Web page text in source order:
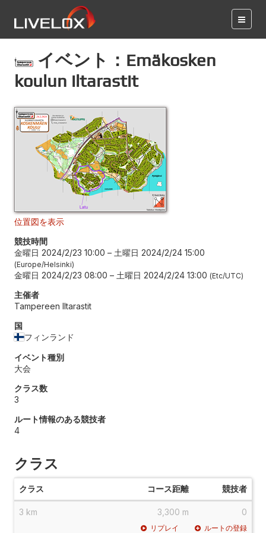
イベント：Emäkosken
koulun iltarastit
位置図を表示
競技時間
金曜日 2024/2/23 10:00 – 土曜日 2024/2/24 15:00
Europe/Helsinki
金曜日 2024/2/23 08:00 – 土曜日 2024/2/24 13:00 Etc/UTC
主催者
Tampereen Iltarastit
国
フィンランド
イベント種別
大会
クラス数
3
ルート情報のある競技者
4
クラス
クラス コース距離 競技者
3 km 3,300 m 0
リプレイ ルートの登録